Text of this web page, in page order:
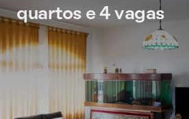
quartos e 4 vagas